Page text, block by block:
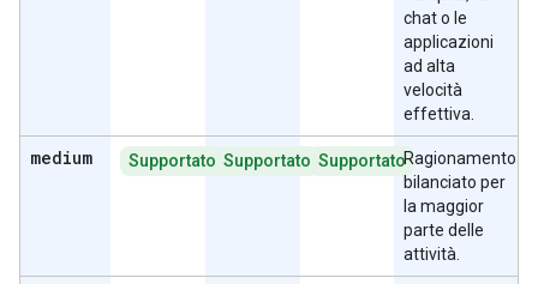
chat o le
applicazioni
ad alta
velocità
effettiva.
medium Supportato Supportato SupportatoRagionamento
bilanciato per
la maggior
parte delle
attività.